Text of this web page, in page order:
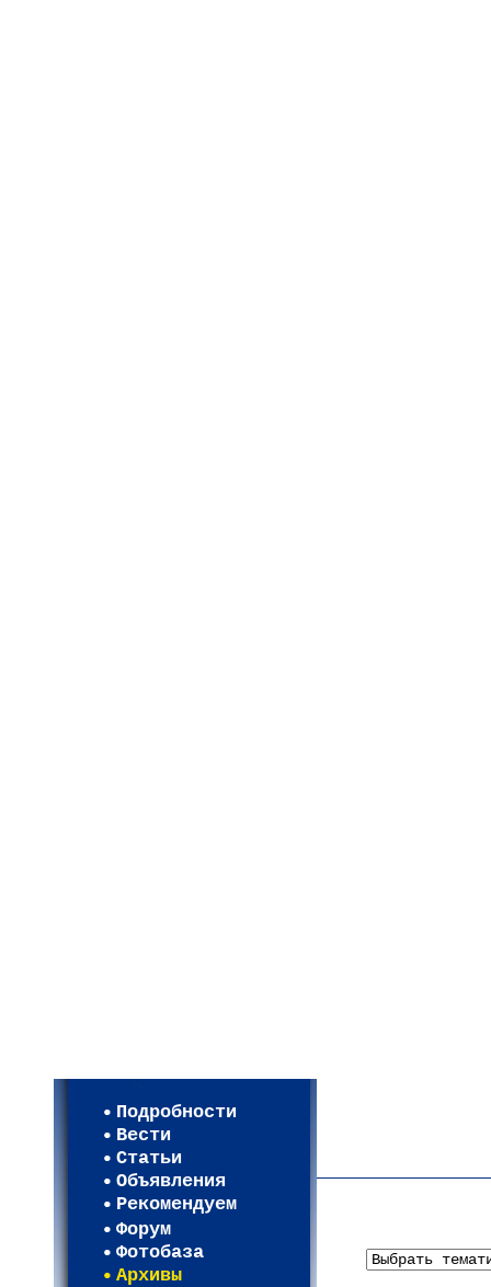
Подробности
Вести
Статьи
Объявления
Рекомендуем
Форум
Фотобаза
Архивы